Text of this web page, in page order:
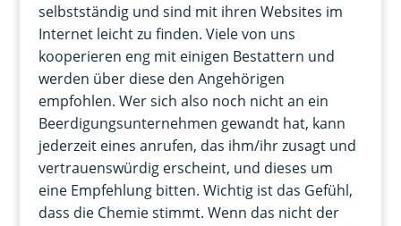
selbstständig und sind mit ihren Websites im
Internet leicht zu finden. Viele von uns
kooperieren eng mit einigen Bestattern und
werden über diese den Angehörigen
empfohlen. Wer sich also noch nicht an ein
Beerdigungsunternehmen gewandt hat, kann
jederzeit eines anrufen, das ihm/ihr zusagt und
vertrauenswürdig erscheint, und dieses um
eine Empfehlung bitten. Wichtig ist das Gefühl,
dass die Chemie stimmt. Wenn das nicht der